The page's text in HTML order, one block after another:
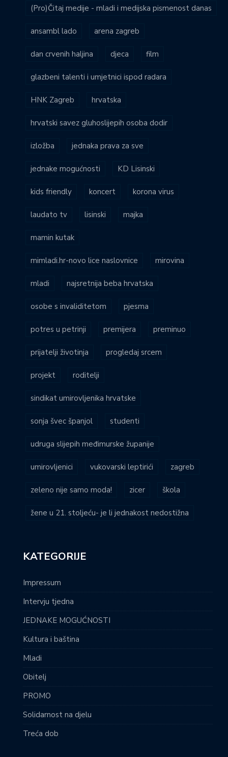
(Pro)Čitaj medije - mladi i medijska pismenost danas
ansambl lado arena zagreb
dan crvenih haljina djeca film
glazbeni talenti i umjetnici ispod radara
HNK Zagreb hrvatska
hrvatski savez gluhoslijepih osoba dodir
izložba jednaka prava za sve
jednake mogućnosti KD Lisinski
kids friendly koncert korona virus
laudato tv lisinski majka
mamin kutak
mimladi.hr-novo lice naslovnice mirovina
mladi najsretnija beba hrvatska
osobe s invaliditetom pjesma
potres u petrinji premijera preminuo
prijatelji životinja progledaj srcem
projekt roditelji
sindikat umirovljenika hrvatske
sonja švec španjol studenti
udruga slijepih međimurske županije
umirovljenici vukovarski leptirići zagreb
zeleno nije samo moda! zicer škola
žene u 21. stoljeću- je li jednakost nedostižna
KATEGORIJE
Impressum
Intervju tjedna
JEDNAKE MOGUĆNOSTI
Kultura i baština
Mladi
Obitelj
PROMO
Solidarnost na djelu
Treća dob